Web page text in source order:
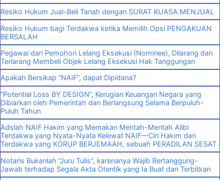
Resiko Hukum Jual-Beli Tanah dengan SURAT KUASA MENJUAL
Resiko Hukum bagi Terdakwa ketika Memilih Opsi PENGAKUAN
BERSALAH
Pegawai dari Pemohon Lelang Eksekusi (Nominee), Dilarang dan
Terlarang Membeli Objek Lelang Eksekusi Hak Tanggungan
Apakah Bersikap “NAIF”, dapat Dipidana?
“Potential Loss BY DESIGN”, Kerugian Keuangan Negara yang
Dibiarkan oleh Pemerintah dan Berlangsung Selama Berpuluh-
Puluh Tahun
Adslah NAIF Hakim yang Memakan Mentah-Mentah Alibi
Terdakwa yang Nyata-Nyata Kelewat NAIF—Ciri Hakim dan
Terdakwa yang KORUP BERJEMAAH, sebuah PERADILAN SESAT
Notaris Bukanlah “Juru Tulis”, karenanya Wajib Bertanggung-
Jawab terhadap Segala Akta Otentik yang Ia Buat dan Terbitkan